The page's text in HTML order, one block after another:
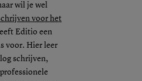
wil je wel
voor het
Editio een
voor. Hier leer
schrijven,